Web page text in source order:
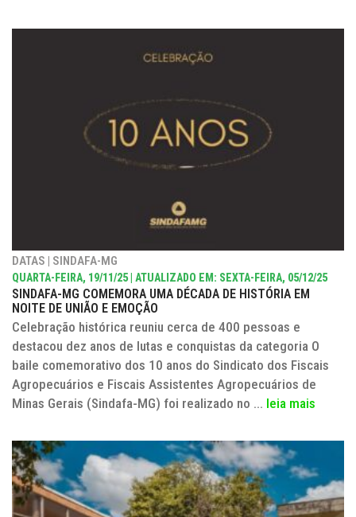
DATAS | SINDAFA-MG
QUARTA-FEIRA, 19/11/25 | ATUALIZADO EM: SEXTA-FEIRA, 05/12/25
SINDAFA-MG COMEMORA UMA DÉCADA DE HISTÓRIA EM
NOITE DE UNIÃO E EMOÇÃO
Celebração histórica reuniu cerca de 400 pessoas e
destacou dez anos de lutas e conquistas da categoria O
baile comemorativo dos 10 anos do Sindicato dos Fiscais
Agropecuários e Fiscais Assistentes Agropecuários de
Minas Gerais (Sindafa-MG) foi realizado no ... leia mais